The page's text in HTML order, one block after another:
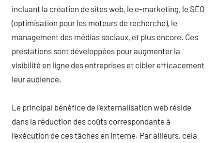
incluant la création de sites web, le e-marketing, le SEO
(optimisation pour les moteurs de recherche), le
management des médias sociaux, et plus encore. Ces
prestations sont développées pour augmenter la
visibilité en ligne des entreprises et cibler efficacement
leur audience.
Le principal bénéfice de l’externalisation web réside
dans la réduction des coûts correspondante à
l’exécution de ces tâches en interne. Par ailleurs, cela